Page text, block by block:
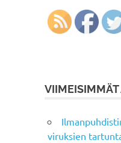
viruksien